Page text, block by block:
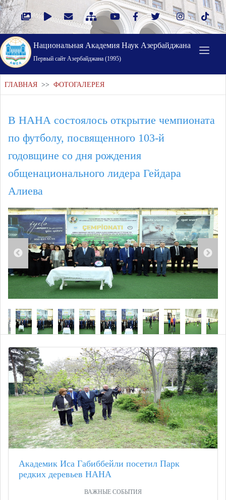
Национальная Академия Наук Азербайджана
Первый cайт Азербайджана (1995)
ГЛАВНАЯ >> ФОТОГАЛЕРЕЯ
В НАНА состоялось открытие чемпионата
по футболу, посвященного 103-й
годовщине со дня рождения
общенационального лидера Гейдара
Алиева
Академик Иса Габиббейли посетил Парк
редких деревьев НАНА
ВАЖНЫЕ СОБЫТИЯ